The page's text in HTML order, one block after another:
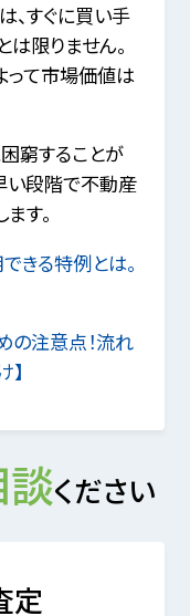
、すぐに買い手
限りません。
って市場価値は
窮することが
い段階で不動産
す。
きる特例とは。
の注意点！流れ
談ください
定